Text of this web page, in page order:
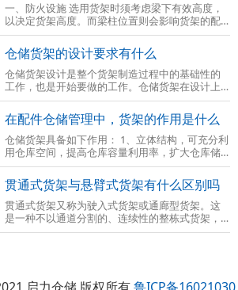
一、防火设施 选用货架时须考虑梁下有效高度，
以决定货架高度。而梁柱位置则会影响货架的配
置。地板 承受的强度，地面平整度也与货架的设
计及安装有关。另外尚须考虑防火设施
仓储货架的设计要求有什么
仓储货架设计是整个货架制造过程中的基础性的
工作，也是开始要做的工作。仓储货架在设计上
主要涉及到的内容有如下几点： 确定货架的类型
后，明确货位的高度，货物与货架的间隔
在配件仓储管理中，货架的作用是什么
仓储货架具备如下作用： 1、立体结构，可充分利
用仓库空间，提高仓库容量利用率，扩大仓库储
存能力； 2、货物存取方便，可做到先进先出，百
分之百的挑选能力，流畅的库存周转；
贯通式货架与悬臂式货架有什么区别吗
贯通式货架又称为驶入式货架或通廊型货架。这
是一种不以通道分割的、连续性的整栋式货架，
在支撑导轨上，托盘按深度方向存放，一个紧接